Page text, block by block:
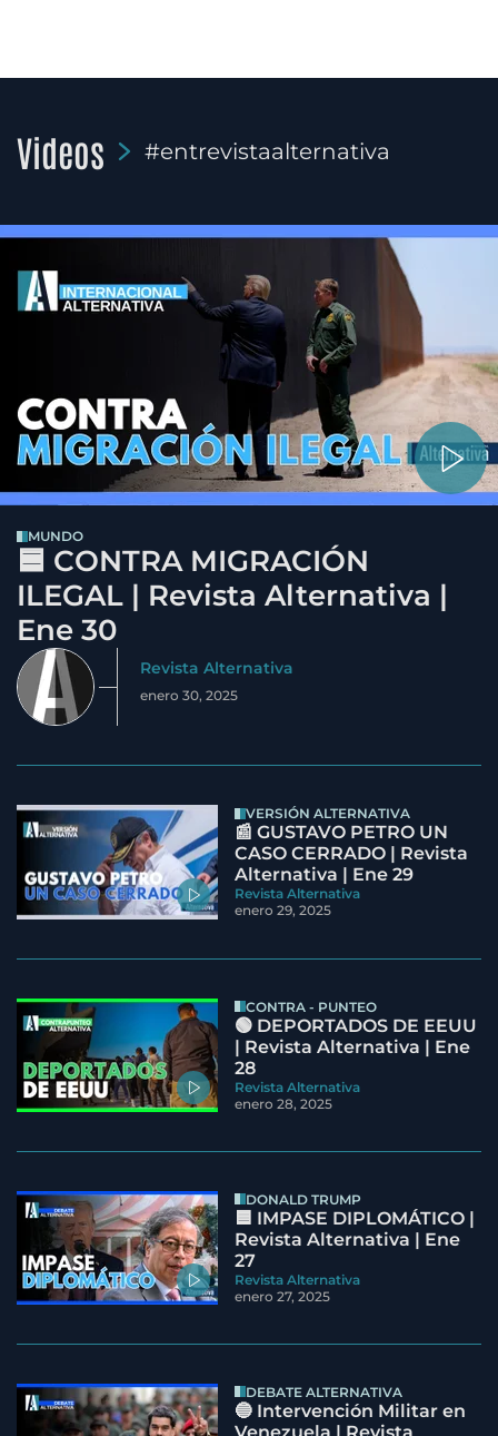
Videos #entrevistaalternativa
MUNDO
🟦 CONTRA MIGRACIÓN
ILEGAL | Revista Alternativa |
Ene 30
Revista Alternativa
enero 30, 2025
VERSIÓN ALTERNATIVA
📰 GUSTAVO PETRO UN
CASO CERRADO | Revista
Alternativa | Ene 29
Revista Alternativa
enero 29, 2025
CONTRA - PUNTEO
🟢 DEPORTADOS DE EEUU
| Revista Alternativa | Ene
28
Revista Alternativa
enero 28, 2025
DONALD TRUMP
🟦 IMPASE DIPLOMÁTICO |
Revista Alternativa | Ene
27
Revista Alternativa
enero 27, 2025
DEBATE ALTERNATIVA
🔵 Intervención Militar en